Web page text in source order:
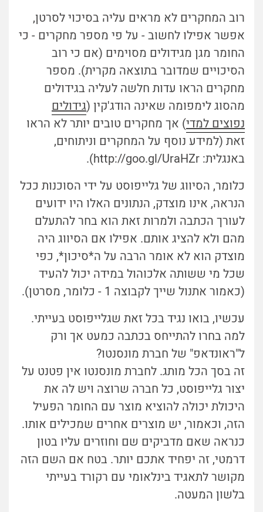
רוב המחקרים לא מראים עליה בסיכוי לסרטן,
אפשר אפילו לחשוב - על פי מספר מחקרים - כי
החומר מגן מגידולים מסוימים (אם כי רוב
הסיכויים שמדובר בתוצאה מקרית). מספר
מחקרים הראו עדות חלשה לעליה בגידולים
מהסוג לימפומה שאינה הודג'קין (גידולים
נפוצים למדי) אך מחקרים טובים יותר לא הראו
זאת (למידע נוסף על המחקרים וניתוחים,
באנגלית: http://goo.gl/UraHZr).
כלומר, הסיווג של גלייפוסט על ידי הסוכנות ככל
הנראה, אינו מוצדק, הנתונים האלו היו ידועים
לעורך הכתבה ולמרות זאת הוא בחר להתעלם
מהם ולא להציג אותם. אפילו אם הסיווג היה
מוצדק הוא לא אומר הרבה על ה*סיכון*, כפי
שכל מי ששותה אלכוהול במידה יכול להעיד
(כאמור אתנול שייך לקבוצה 1 - כלומר, מסרטן).
עכשיו, בואו נגיד בכל זאת שגלייפוסט בעייתי.
למה בחרו להתייחס בכתבה כמעט אך ורק
ל"ראונדאפ" של חברת מונסנטו?
זה בסך הכל מותג. לחברת מונסנטו אין פטנט על
יצור גלייפוסט, כל חברה שרוצה ויש לה את
היכולת יכולה להוציא מוצר עם החומר הפעיל
הזה, וכאמור, יש מוצרים אחרים שמכילים אותו.
כנראה שאם מדביקים שם וחוזרים עליו בטון
דרמטי, זה יפחיד אתכם יותר. בטח אם השם הזה
מקושר לתאגיד בינלאומי עם רקורד בעייתי
בלשון המעטה.